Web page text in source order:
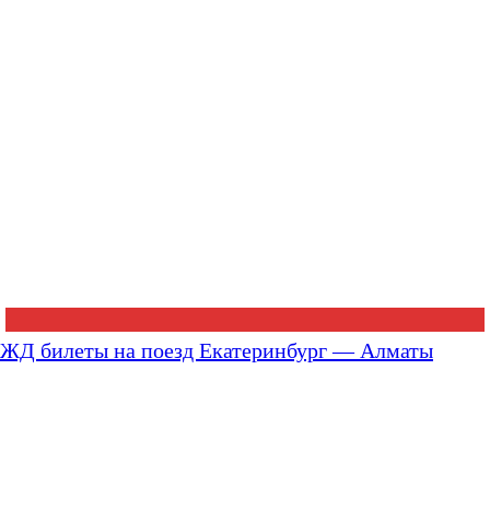
ЖД билеты на поезд Екатеринбург — Алматы